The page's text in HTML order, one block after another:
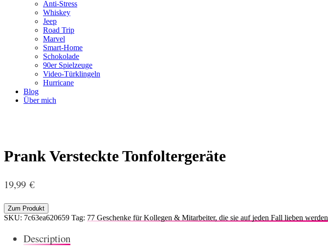
Anti-Stress
Whiskey
Jeep
Road Trip
Marvel
Smart-Home
Schokolade
90er Spielzeuge
Video-Türklingeln
Hurricane
Blog
Über mich
Prank Versteckte Tonfoltergeräte
19,99 €
Zum Produkt
SKU: 7c63ea620659 Tag: 77 Geschenke für Kollegen & Mitarbeiter, die sie auf jeden Fall lieben werden
Description